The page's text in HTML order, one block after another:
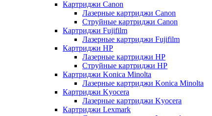
Картриджи Canon
Лазерные картриджи Canon
Струйные картриджи Canon
Картриджи Fujifilm
Лазерные картриджи Fujifilm
Картриджи HP
Лазерные картриджи HP
Струйные картриджи HP
Картриджи Konica Minolta
Лазерные картриджи Konica Minolta
Картриджи Kyocera
Лазерные картриджи Kyocera
Картриджи Lexmark